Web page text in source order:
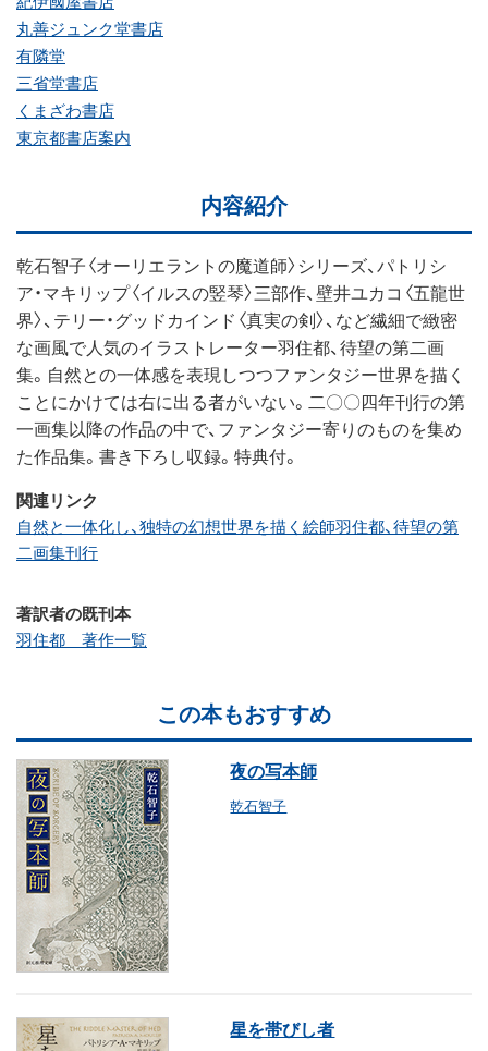
丸善ジュンク堂書店
有隣堂
三省堂書店
くまざわ書店
東京都書店案内
内容紹介
乾石智子〈オーリエラントの魔道師〉シリーズ、パトリシ
ア・マキリップ〈イルスの竪琴〉三部作、壁井ユカコ〈五龍世
界〉、テリー・グッドカインド〈真実の剣〉、など繊細で緻密
な画風で人気のイラストレーター羽住都、待望の第二画
集。自然との一体感を表現しつつファンタジー世界を描く
ことにかけては右に出る者がいない。二〇〇四年刊行の第
一画集以降の作品の中で、ファンタジー寄りのものを集め
た作品集。書き下ろし収録。特典付。
関連リンク
自然と一体化し、独特の幻想世界を描く絵師羽住都、待望の第
二画集刊行
著訳者の既刊本
羽住都 著作一覧
この本もおすすめ
夜の写本師
乾石智子
星を帯びし者